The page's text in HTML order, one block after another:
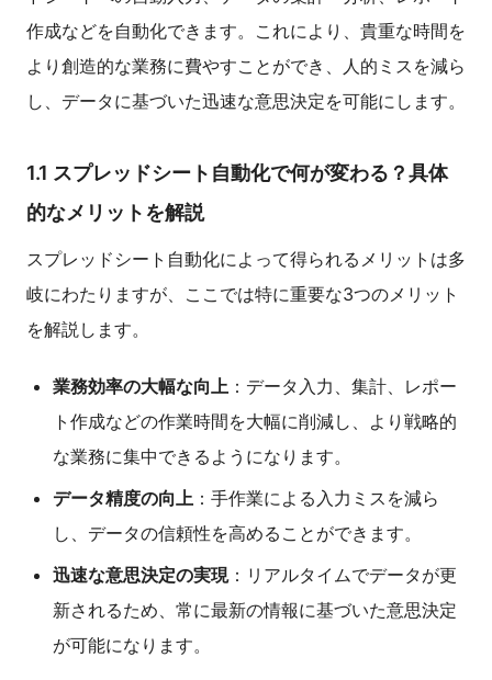
作成などを自動化できます。これにより、貴重な時間を
より創造的な業務に費やすことができ、人的ミスを減ら
し、データに基づいた迅速な意思決定を可能にします。
1.1 スプレッドシート自動化で何が変わる？具体
的なメリットを解説
スプレッドシート自動化によって得られるメリットは多
岐にわたりますが、ここでは特に重要な3つのメリット
を解説します。
業務効率の大幅な向上 ：データ入力、集計、レポー
ト作成などの作業時間を大幅に削減し、より戦略的
な業務に集中できるようになります。
データ精度の向上 ：手作業による入力ミスを減ら
し、データの信頼性を高めることができます。
迅速な意思決定の実現：リアルタイムでデータが更
新されるため、常に最新の情報に基づいた意思決定
が可能になります。